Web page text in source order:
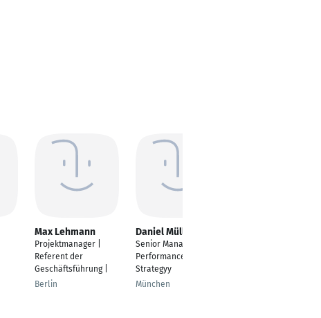
Max Lehmann
Projektmanager |
Referent der
Geschäftsführung |
Berlin
Daniel Müller
Senior Manager,
Performance &
Strategyy
München